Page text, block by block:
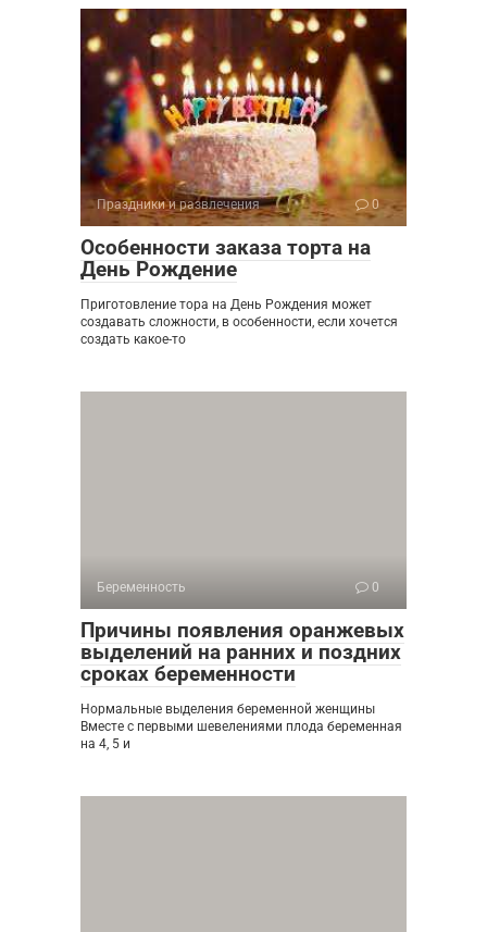
Праздники и развлечения 0
Особенности заказа торта на
День Рождение
Приготовление тора на День Рождения может
создавать сложности, в особенности, если хочется
создать какое-то
Беременность 0
Причины появления оранжевых
выделений на ранних и поздних
сроках беременности
Нормальные выделения беременной женщины
Вместе с первыми шевелениями плода беременная
на 4, 5 и